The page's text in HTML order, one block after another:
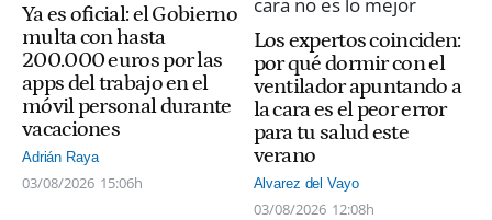
Ya es oficial: el Gobierno
multa con hasta
200.000 euros por las
apps del trabajo en el
móvil personal durante
vacaciones
Adrián Raya
03/08/2026 15:06h
Los expertos coinciden:
por qué dormir con el
ventilador apuntando a
la cara es el peor error
para tu salud este
verano
Alvarez del Vayo
03/08/2026 12:08h